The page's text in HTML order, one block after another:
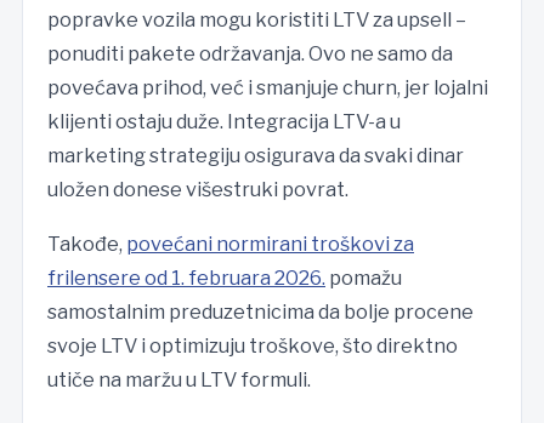
popravke vozila mogu koristiti LTV za upsell –
ponuditi pakete održavanja. Ovo ne samo da
povećava prihod, već i smanjuje churn, jer lojalni
klijenti ostaju duže. Integracija LTV-a u
marketing strategiju osigurava da svaki dinar
uložen donese višestruki povrat.
Takođe, povećani normirani troškovi za
frilensere od 1. februara 2026. pomažu
samostalnim preduzetnicima da bolje procene
svoje LTV i optimizuju troškove, što direktno
utiče na maržu u LTV formuli.